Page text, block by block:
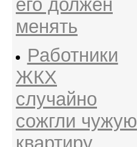
его должен
менять
Работники
ЖКХ
случайно
сожгли чужую